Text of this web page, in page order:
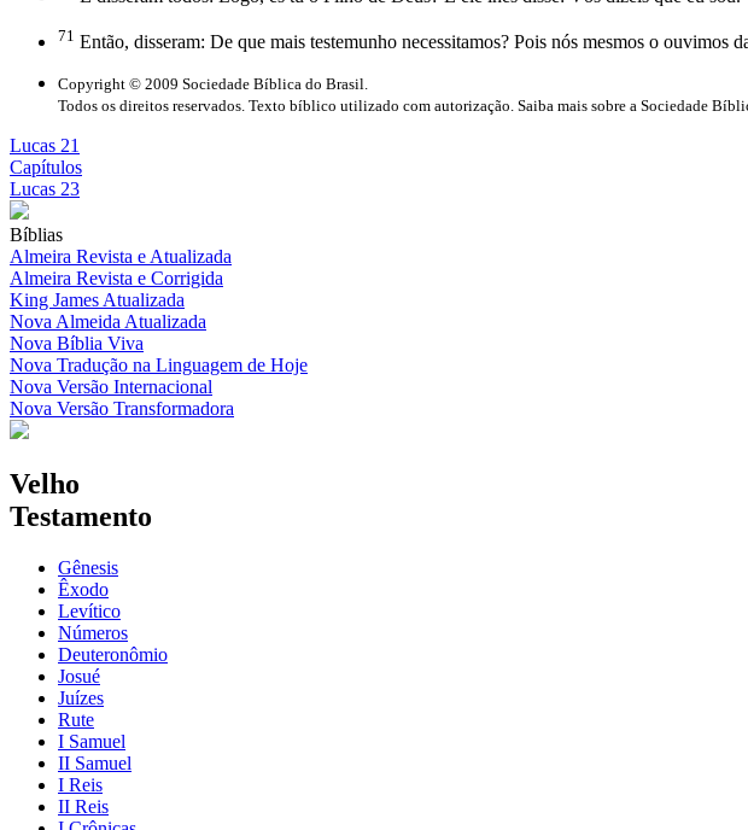
71 Então, disseram: De que mais testemunho necessitamos? Pois nós mesmos o ouvimos
Copyright © 2009 Sociedade Bíblica do Brasil.
Todos os direitos reservados. Texto bíblico utilizado com autorização. Saiba mais sobre a Sociedade
Lucas 21
Capítulos
Lucas 23
Bíblias
Almeira Revista e Atualizada
Almeira Revista e Corrigida
King James Atualizada
Nova Almeida Atualizada
Nova Bíblia Viva
Nova Tradução na Linguagem de Hoje
Nova Versão Internacional
Nova Versão Transformadora
Velho
Testamento
Gênesis
Êxodo
Levítico
Números
Deuteronômio
Josué
Juízes
Rute
I Samuel
II Samuel
I Reis
II Reis